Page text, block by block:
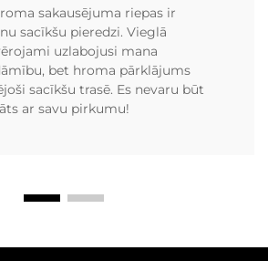
sakausējuma riepas ir
sacīkšu pieredzi. Vieglā
uzlabojusi mana
bet hroma pārklājums
sacīkšu trasē. Es nevaru būt
ar savu pirkumu!